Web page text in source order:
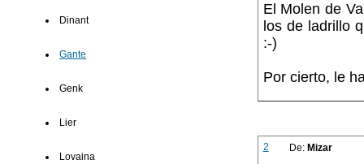
Dinant
Gante
Genk
Lier
Lovaina
El Molen de
los de ladrillo
:-)
Por cierto, le
2 De: Mizar